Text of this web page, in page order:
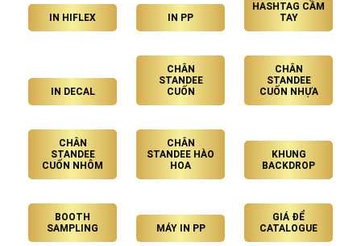
IN HIFLEX IN PP
HASHTAG CẦM
TAY
IN DECAL
CHÂN
STANDEE
CUỐN
CHÂN
STANDEE
CUỐN NHỰA
CHÂN
STANDEE
CUỐN NHÔM
CHÂN
STANDEE HÀO
HOA
KHUNG
BACKDROP
BOOTH
SAMPLING
MÁY IN PP
GIÁ ĐỂ
CATALOGUE